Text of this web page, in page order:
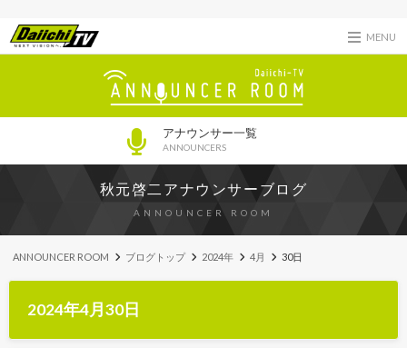
MENU
アナウンサー一覧
ANNOUNCERS
秋元啓二アナウンサーブログ
ANNOUNCER ROOM
ANNOUNCER ROOM ブログトップ 2024年 4月 30日
2024年4月30日